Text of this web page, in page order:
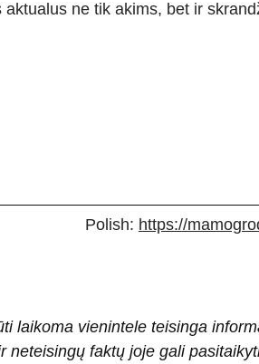
aktualus ne tik akims, bet ir
Polish: https://
laikoma vienintele teisinga
faktų joje gali